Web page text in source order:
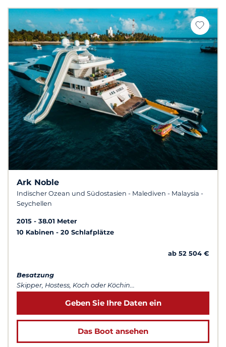
Ark Noble
Indischer Ozean und Südostasien - Malediven - Malaysia -
Seychellen
2015
38.01 Meter
10 Kabinen
20 Schlafplätze
ab 52 504 €
Besatzung
Skipper, Hostess, Koch oder Köchin...
Geben Sie Ihre Daten ein
Das Boot ansehen